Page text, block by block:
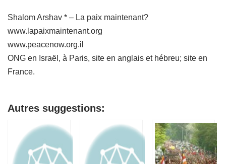
Shalom Arshav * – La paix maintenant?
www.lapaixmaintenant.org
www.peacenow.org.il
ONG en Israël, à Paris, site en anglais et hébreu; site en
France.
Autres suggestions: